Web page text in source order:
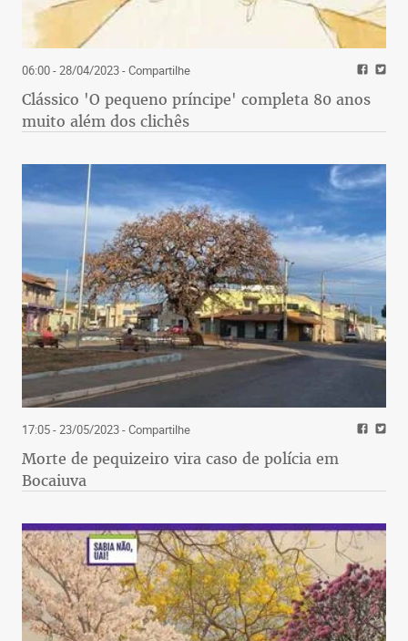
06:00 - 28/04/2023- Compartilhe
Clássico 'O pequeno príncipe' completa 80 anos
muito além dos clichês
17:05 - 23/05/2023- Compartilhe
Morte de pequizeiro vira caso de polícia em
Bocaiuva